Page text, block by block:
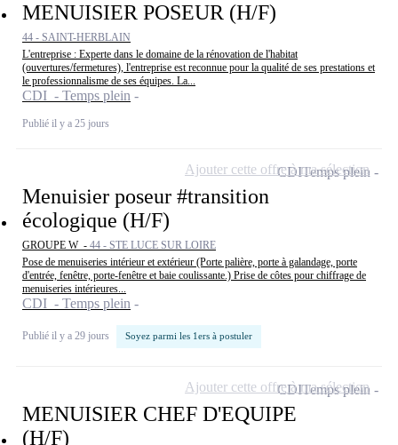
MENUISIER POSEUR (H/F)
44 - SAINT-HERBLAIN
L'entreprise : Experte dans le domaine de la rénovation de l'habitat
(ouvertures/fermetures), l'entreprise est reconnue pour la qualité de ses prestations et
le professionnalisme de ses équipes. La...
CDI - Temps plein
Publié il y a 25 jours
Menuisier poseur #transition
écologique (H/F)
GROUPE W - 44 - STE LUCE SUR LOIRE
Pose de menuiseries intérieur et extérieur (Porte palière, porte à galandage, porte
d'entrée, fenêtre, porte-fenêtre et baie coulissante.) Prise de côtes pour chiffrage de
menuiseries intérieures...
CDI - Temps plein
Publié il y a 29 jours Soyez parmi les 1ers à postuler
CDITemps plein
Ajouter cette offre à ma sélection
MENUISIER CHEF D'EQUIPE
(H/F)
CDITemps plein
Ajouter cette offre à ma sélection